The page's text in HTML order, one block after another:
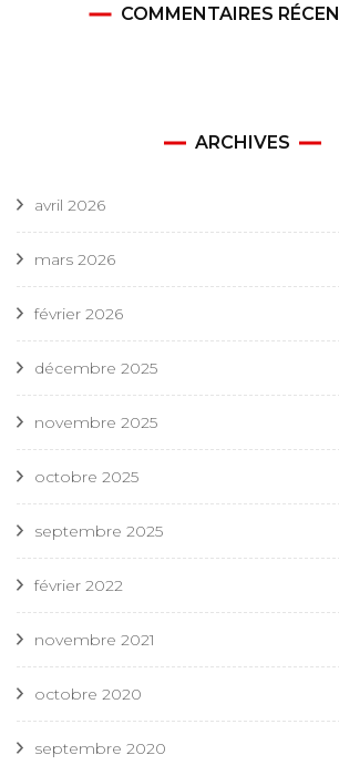
COMMENTAIRES
ARCHIVES
avril 2026
mars 2026
février 2026
décembre 2025
novembre 2025
octobre 2025
septembre 2025
février 2022
novembre 2021
octobre 2020
septembre 2020